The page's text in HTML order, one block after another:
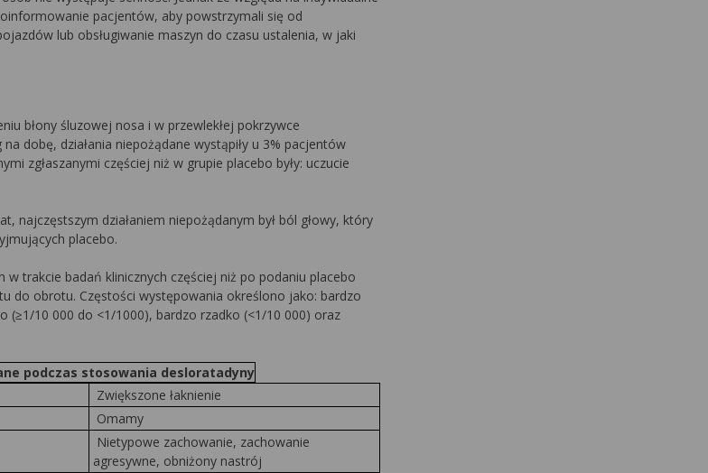
pacjentów, aby powstrzymali się od
lub obsługiwanie maszyn do czasu ustalenia, w jaki
błony śluzowej nosa i w przewlekłej pokrzywce
dobę, działania niepożądane wystąpiły u 3% pacjentów
zgłaszanymi częściej niż w grupie placebo były: uczucie
najczęstszym działaniem niepożądanym był ból głowy, który
placebo.
trakcie badań klinicznych częściej niż po podaniu placebo
do obrotu. Częstości występowania określono jako: bardzo
(≥1/10 000 do <1/1000), bardzo rzadko (<1/10 000) oraz
podczas stosowania desloratadyny
Zwiększone łaknienie
Omamy
Nietypowe zachowanie, zachowanie
agresywne, obniżony nastrój